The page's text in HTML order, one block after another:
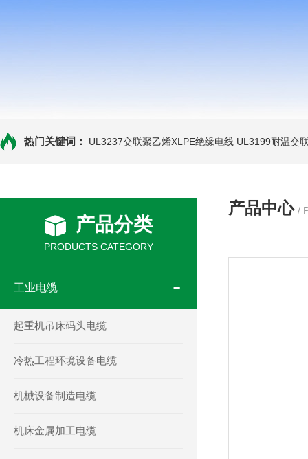
热门关键词： UL3237交联聚乙烯XLPE绝缘电线 UL3199耐温交
产品分类
PRODUCTS CATEGORY
工业电缆
起重机吊床码头电缆
冷热工程环境设备电缆
机械设备制造电缆
机床金属加工电缆
产品中心 /